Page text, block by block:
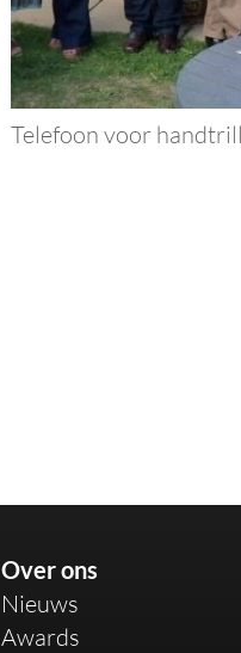
Telefoon voor
Over ons
Nieuws
Awards